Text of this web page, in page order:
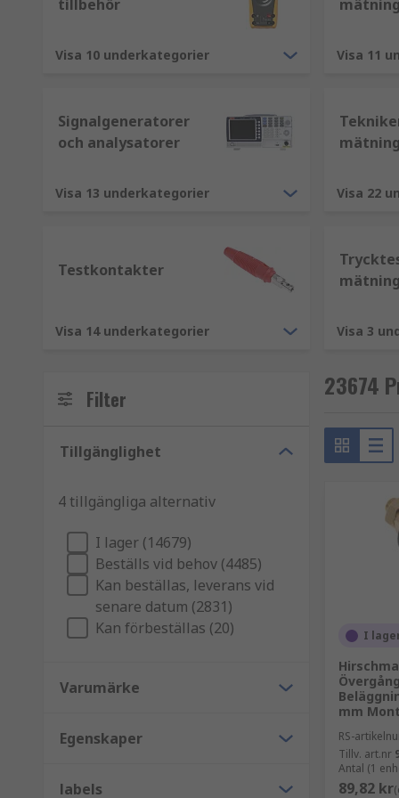
Elektriskt motstånd - ohm (Ω)
Elektrisk konduktans - siemens (S)
Magnetisk flödestäthet - tesla (T)
Magnetisk fältstyrka - ampere per meter
Test- och mätutrustning används inom olika
Elektricitet
Sortiment av test- och mätutrustning
Ohmmätare - mäter motståndet hos en
Amperemätare - mäter ström
Kapacitansmätare - mäter kapacitansen hos en
EMF-mätare - för att mäta elektroniska och
Signalgeneratorer - genererar signaler för
Oscilloskop och frekvensräknare - används för
LCR-mätare - mäter induktans, kapacitans och
Multimeter - universalinstrument som mäter
tillbehör
Visa 10 underkategorier
mätning
Visa 11
Signalgeneratorer
och analysatorer
Visa 13 underkategorier
mätning
Visa 22
Testkontakter
Visa 14 underkategorier
mätning
Visa 3
Filter
Tillgänglighet
4 tillgängliga alternativ
I lager (14679)
Beställs vid behov (4485)
Kan beställas, leverans vid
senare datum (2831)
Kan förbeställas (20)
Varumärke
Egenskaper
labels
23674
I
mm
RS-
Tillv. art.nr
Antal (1
89,82 kr